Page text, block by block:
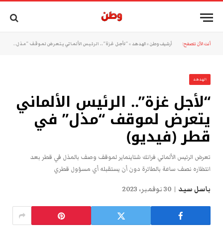
أنت الآن تتصفح: أرشيف وطن »الهدهد »“لأجل غزة”.. الرئيس الألماني يتعرض لموقف “مذل” في قطر (فيديو)
الهدهد
“لأجل غزة”.. الرئيس الألماني
يتعرض لموقف “مذل” في
قطر (فيديو)
تعرض الرئيس الألماني فرانك شتاينماير لموقف وصف بالمذل في قطر بعد
انتظاره نصف ساعة بالطائرة دون أن يستقبله أي مسؤول قطري
باسل سيد 30 نوفمبر، 2023